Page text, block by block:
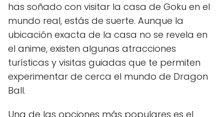
has soñado con visitar la casa de Goku en el
mundo real, estás de suerte. Aunque la
ubicación exacta de la casa no se revela en
el anime, existen algunas atracciones
turísticas y visitas guiadas que te permiten
experimentar de cerca el mundo de Dragon
Ball.
Una de las opciones más populares es el